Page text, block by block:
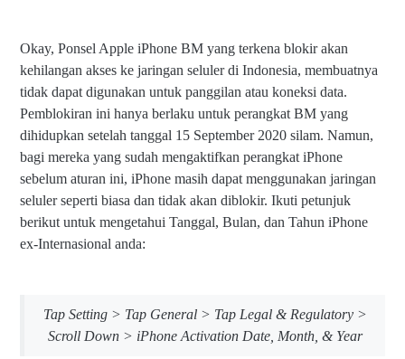
Internasional
Okay, Ponsel Apple iPhone BM yang terkena blokir akan
kehilangan akses ke jaringan seluler di Indonesia, membuatnya
tidak dapat digunakan untuk panggilan atau koneksi data.
Pemblokiran ini hanya berlaku untuk perangkat BM yang
dihidupkan setelah tanggal 15 September 2020 silam. Namun,
bagi mereka yang sudah mengaktifkan perangkat iPhone
sebelum aturan ini, iPhone masih dapat menggunakan jaringan
seluler seperti biasa dan tidak akan diblokir. Ikuti petunjuk
berikut untuk mengetahui Tanggal, Bulan, dan Tahun iPhone
ex-Internasional anda:
Tap Setting > Tap General > Tap Legal & Regulatory >
Scroll Down > iPhone Activation Date, Month, & Year